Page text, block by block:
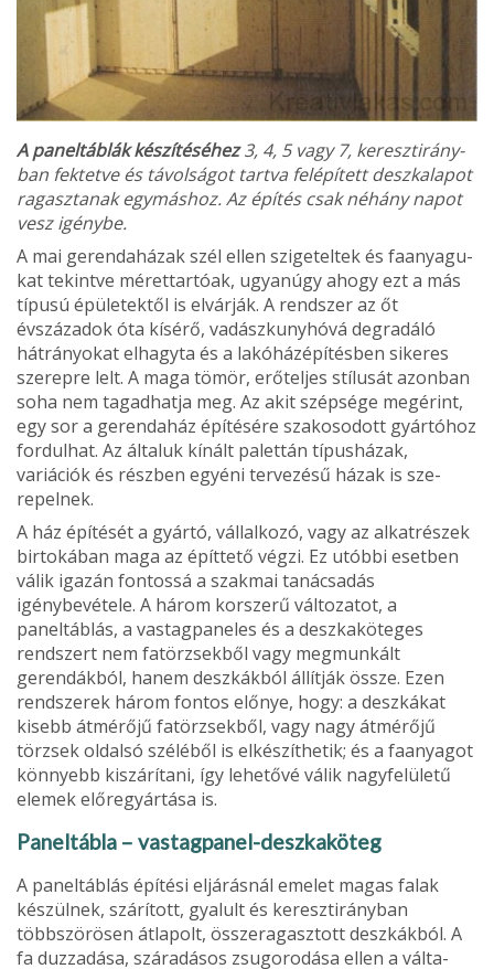
A paneltáblák készítéséhez3, 4, 5 vagy 7, keresztirány­
ban fektetve és távolságot tartva felépí­tett deszkala­pot
ragaszta­nak egymás­hoz. Az építés csak néhány napot
vesz igénybe.
A mai gerendaházak szél ellen szigeteltek és faanyagu­
kat tekintve mérettartóak, ugyanúgy ahogy ezt a más
tí­pusú épületektől is elvárják. A rendszer az őt
évszázadok óta kísérő, vadászkunyhóvá deg­radáló
hátrányokat elhagyta és a lakóházépítésben sikeres
sze­repre lelt. A maga tömör, erő­teljes stílusát azonban
soha nem tagadhatja meg. Az akit szépsége megérint,
egy sor a gerendaház építésére szakoso­dott gyártóhoz
fordulhat. Az általuk kínált palettán típus­házak,
variációk és részben egyéni tervezésű házak is sze­
repelnek.
A ház építését a gyártó, vállalkozó, vagy az alkatrészek
birtokában maga az építtető végzi. Ez utóbbi esetben
vá­lik igazán fontossá a szakmai tanácsadás
igénybevétele. A három korszerű változa­tot, a
paneltáblás, a vastagpane­les és a deszkaköteges
rendszert nem fatörzsekből vagy meg­munkált
gerendákból, hanem deszkákból állítják össze. Ezen
rendszerek három fontos elő­nye, hogy: a deszkákat
kisebb átmérőjű fatörzsekből, vagy nagy átmérőjű
törzsek oldalsó széléből is elkészíthetik; és a faanyagot
könnyebb kiszárí­tani, így lehetővé válik nagy­felületű
elemek előregyártása is.
Paneltábla – vastagpanel­-deszkaköteg
A paneltáblás építési eljárásnál emelet magas falak
készülnek, szárított, gyalult és kereszt­irányban
többszörösen átla­polt, összeragasztott deszkák­ból. A
fa duzzadása, száradásos zsugorodása ellen a válta­